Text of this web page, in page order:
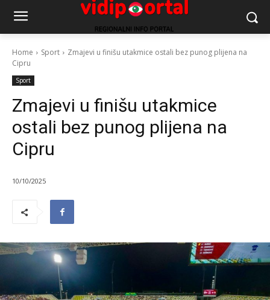
Home Sport
Zmajevi u finišu utakmice ostali bez punog plijena na
Cipru
Sport
Zmajevi u finišu utakmice
ostali bez punog plijena na
Cipru
10/10/2025